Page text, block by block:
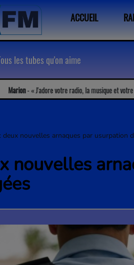
ACCUEIL
les tubes qu'on aime
J'adore votre radio, la musique et votre bonne
deux nouvelles arnaques par usurpation
nouvelles